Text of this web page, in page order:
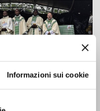
Informazioni sui cookie